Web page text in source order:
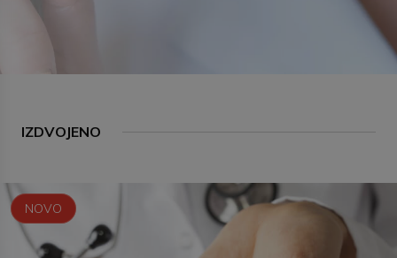
IZDVOJENO
NOVO